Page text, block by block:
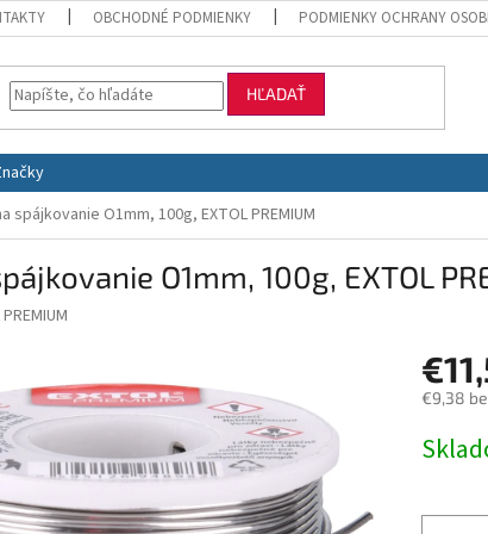
OBCHODNÉ PODMIENKY PODMIENKY OCHRANY
HĽADAŤ
spájkovanie O1mm, 100g, EXTOL PREMIUM
O1mm, 100g, EXTOL
€9,38
cena: